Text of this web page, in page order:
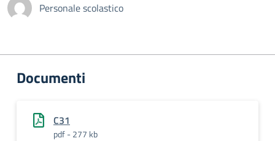
Personale scolastico
Documenti
C31
pdf - 277 kb